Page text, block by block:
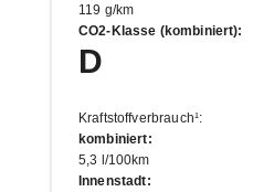
119 g/km
CO2-Klasse (kombiniert):
D
Kraftstoffverbrauch¹:
kombiniert:
5,3 l/100km
Innenstadt: